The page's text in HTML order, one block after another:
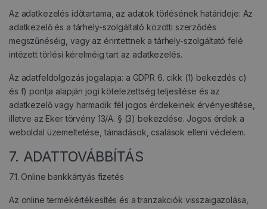
Az adatkezelés időtartama, az adatok törlésének határideje: Az
adatkezelő és a tárhely-szolgáltató közötti szerződés
megszűnéséig, vagy az érintettnek a tárhely-szolgáltató felé
intézett törlési kérelméig tart az adatkezelés.
Az adatfeldolgozás jogalapja: a GDPR 6. cikk (1) bekezdés c)
és f) pontja alapján jogi kötelezettség teljesítése és az
adatkezelő vagy harmadik fél jogos érdekeinek érvényesítése,
illetve az Eker törvény 13/A. § (3) bekezdése. Jogos érdek a
weboldal üzemeltetése, támadások, csalások elleni védelem.
7. ADATTOVÁBBÍTÁS
7.1. Online bankkártyás fizetés
Az online termékértékesítés és a tranzakciók visszaigazolása,